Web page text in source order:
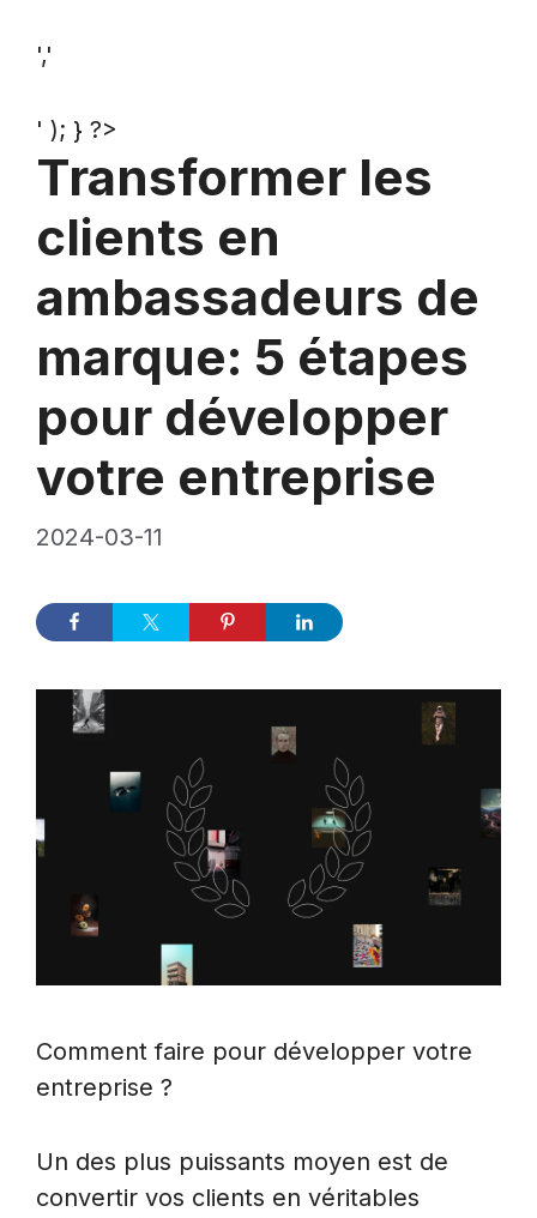
','
' ); } ?>
Transformer les
clients en
ambassadeurs de
marque: 5 étapes
pour développer
votre entreprise
2024-03-11
Comment faire pour développer votre
entreprise ?
Un des plus puissants moyen est de
convertir vos clients en véritables